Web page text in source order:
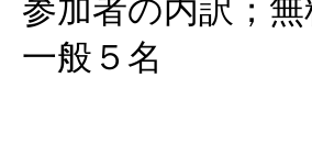
参加者の内訳；
一般５名